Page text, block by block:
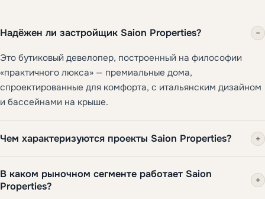
Надёжен ли застройщик Saion Properties? −
Это бутиковый девелопер, построенный на философии
«практичного люкса» — премиальные дома,
спроектированные для комфорта, с итальянским дизайном
и бассейнами на крыше.
Чем характеризуются проекты Saion Properties? +
В каком рыночном сегменте работает Saion
Properties?
+